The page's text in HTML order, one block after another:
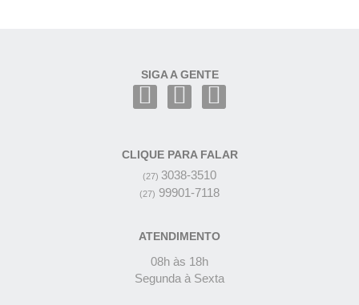
SIGA A GENTE
CLIQUE PARA FALAR
(27) 3038-3510
(27) 99901-7118
ATENDIMENTO
08h às 18h
Segunda à Sexta